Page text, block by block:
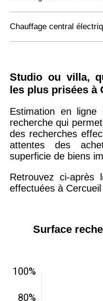
Chauffage central
Studio ou villa,
les plus prisées à
Estimation en
recherche qui
des recherches
attentes des
superficie de biens
Retrouvez ci-après
effectuées à Cercueil
Surface